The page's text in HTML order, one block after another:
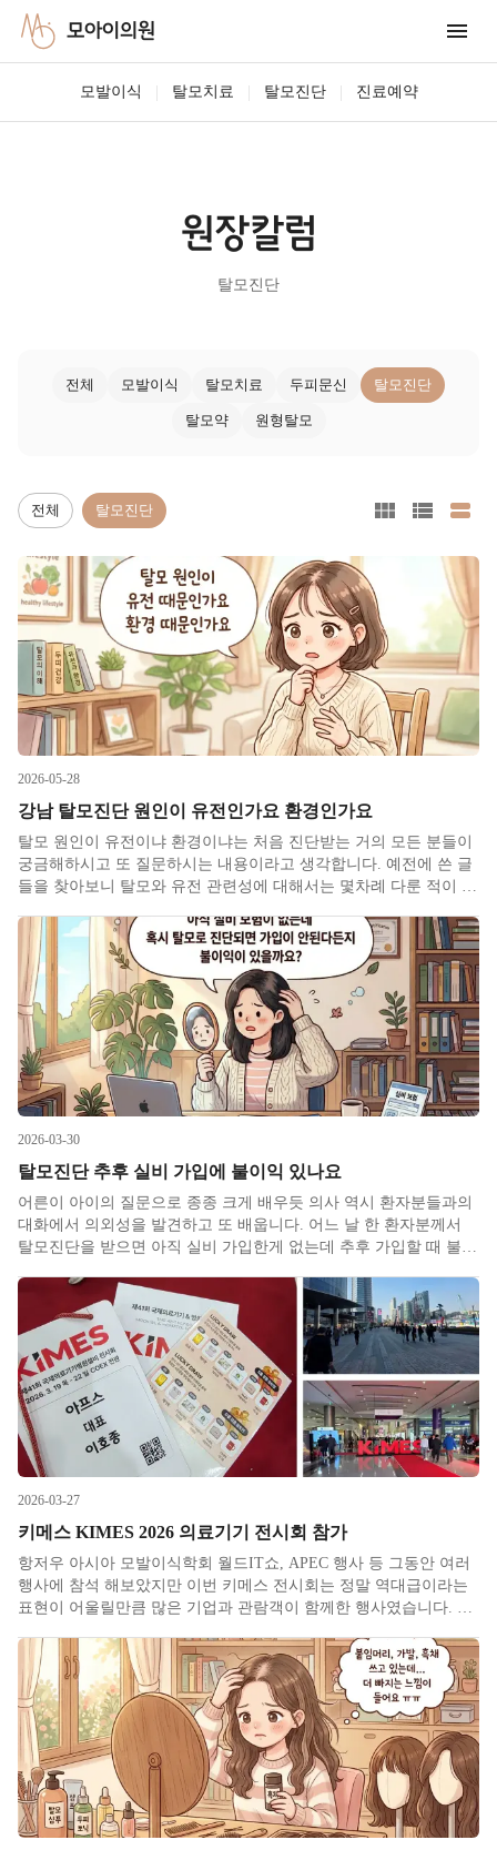
모아이의원
모발이식 | 탈모치료 | 탈모진단 | 진료예약
원장칼럼
탈모진단
전체 모발이식 탈모치료 두피문신 탈모진단
탈모약 원형탈모
전체 탈모진단
2026-05-28
강남 탈모진단 원인이 유전인가요 환경인가요
탈모 원인이 유전이냐 환경이냐는 처음 진단받는 거의 모든 분들이
궁금해하시고 또 질문하시는 내용이라고 생각​합니다. 예전에 쓴 글
들을 찾아보니 탈모와 유전 관련성에 대해서는 몇차례 다룬 적이 있
려 합니다. 탈모는 여러 진단명을 통칭하여 부르는 성인병 같은 표
현이기
2026-03-30
탈모진단 추후 실비 가입에 불이익 있나요
어른이 아이의 질문으로 종종 크게 배우듯 의사 역시 환자분들과의
대화에서 의외성을 발견하고 또 배웁니다. 어느 날 한 환자분께서
탈모진단을 받으면 아직 실비 가입한게 없는데 추후 가입할 때 불이
이 받는 질문에 탈모치료가 실비가 되냐가 있어서 처음에는 못 알아
들었는데
2026-03-27
키메스 KIMES 2026 의료기기 전시회 참가
항저우 아시아 모발이식학회 월드IT쇼, APEC 행사 등 그동안 여러
행사에 참석 해보았지만 이번 키메스 전시회는 정말 역대급이라는
표현이 어울릴만큼 많은 기업과 관람객이 함께한 행사였습니다. 입
팎에 차린 수많은 기업들의 부스에도 사람들이 정말 많았습니다. 참
가하신